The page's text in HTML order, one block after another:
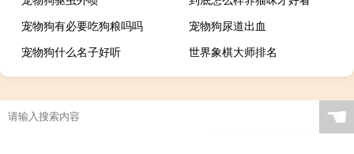
宠物狗有必要吃狗粮吗吗
宠物狗尿道出血
宠物狗什么名子好听
世界象棋大师排名
☚